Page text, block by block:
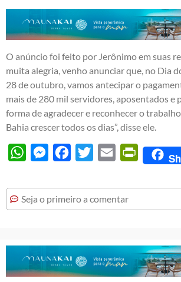
O anúncio foi feito por Jerônimo em suas
muita alegria, venho anunciar que, no Dia
28 de outubro, vamos antecipar o
mais de 280 mil servidores, aposentados e
forma de agradecer e reconhecer o
Bahia crescer todos os dias”, disse ele.
WhatsAppMessengerFacebook
Twitter Email
Seja o primeiro a comentar